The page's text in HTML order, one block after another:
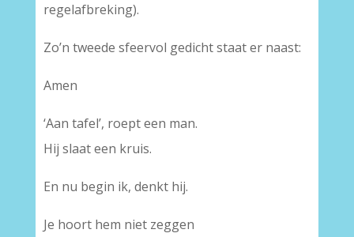
regelafbreking).
Zo’n tweede sfeervol gedicht staat er naast:
Amen
‘Aan tafel’, roept een man.
Hij slaat een kruis.
En nu begin ik, denkt hij.
Je hoort hem niet zeggen